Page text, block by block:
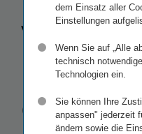
Vienna
Group
dem Einsatz aller
Einstellungen
Wenn Sie auf „Alle
technisch
Technologien ein.
Sie können Ihre
anpassen" jederzeit
ändern sowie die